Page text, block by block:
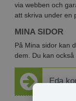
via webben och
att skriva under en
MINA SIDOR
På Mina sidor kan
dem. Du kan
Eda